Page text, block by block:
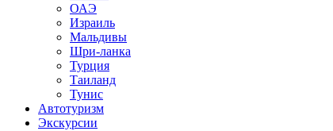
ОАЭ
Израиль
Мальдивы
Шри-ланка
Турция
Таиланд
Тунис
Автотуризм
Экскурсии